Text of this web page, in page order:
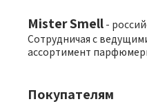
Mister Smell -
Сотрудничая с
ассортимент
Покупателям